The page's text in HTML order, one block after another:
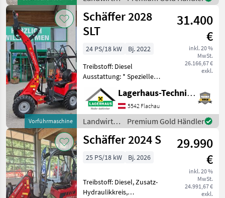
*Bereifung 400/5
Motorfahrzeuge
/ Schäffer
Vorführmaschine
Schäffer 2028
SLT
31.400
€
inkl. 20 %
MwSt.
26.166,67 €
exkl.
24 PS/18 kW
Bj. 2022
Treibstoff: Diesel
Ausstattung: * Spezielle
niedrige Bauweise * 3-
Zylinder-Dieselmotor
Kubota D1105 18, 5 kW (25
PS) * Hydrostatischer
Allradantrieb mit automoti
Lagerhaus-Technik Flachau
5542 Flachau
Landwirtsch.
Motorfahrzeuge
/ Schäffer
Premium Gold Händler
Schäffer 2024 S
29.990
€
inkl. 20 %
MwSt.
24.991,67 €
exkl.
25 PS/18 kW Bj. 2026
Treibstoff: Diesel, Zusatz-
Hydraulikkreis,